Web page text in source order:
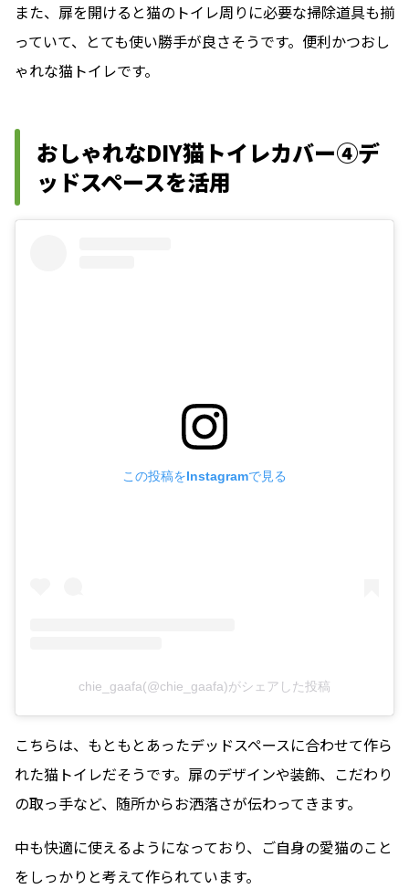
また、扉を開けると猫のトイレ周りに必要な掃除道具も揃
っていて、とても使い勝手が良さそうです。便利かつおし
ゃれな猫トイレです。
おしゃれなDIY猫トイレカバー④デ
ッドスペースを活用
この投稿をInstagramで見る
chie_gaafa(@chie_gaafa)がシェアした投稿
こちらは、もともとあったデッドスペースに合わせて作ら
れた猫トイレだそうです。扉のデザインや装飾、こだわり
の取っ手など、随所からお洒落さが伝わってきます。
中も快適に使えるようになっており、ご自身の愛猫のこと
をしっかりと考えて作られています。